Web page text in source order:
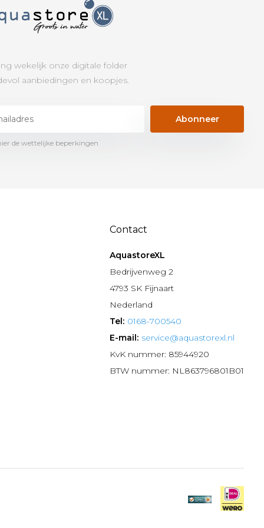
wekelijk onze digitale folder
aanbiedingen en koopjes.
Abonneer
de wettelijke beperkingen
Contact
AquastoreXL
Bedrijvenweg 2
4793 SK Fijnaart
Nederland
Tel: 0168-700540
E-mail: service@aquastorexl.nl
KvK nummer: 85944920
BTW nummer: NL863796801B01